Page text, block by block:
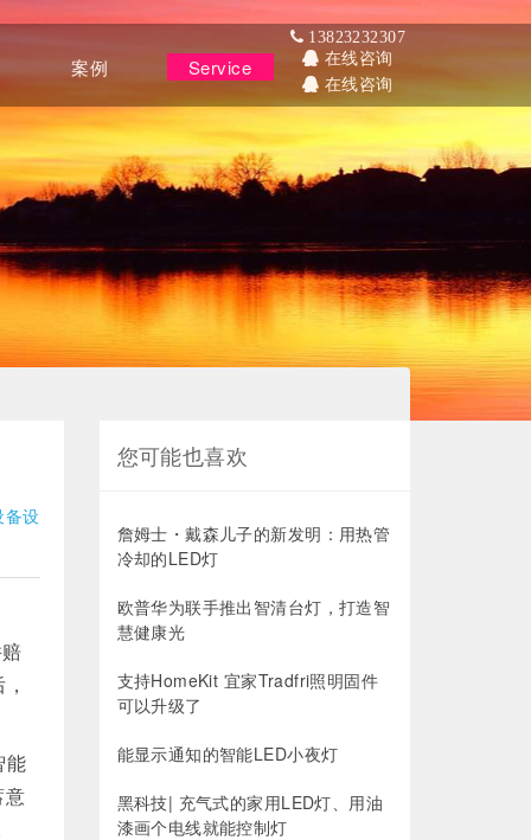
案例 Service
服务
13823232307
在线咨询
在线咨询
备设
能
意
您可能也喜欢
詹姆士・戴森儿子的新发明：用热管
冷却的LED灯
欧普华为联手推出智清台灯，打造智
慧健康光
支持HomeKit 宜家Tradfri照明固件
可以升级了
能显示通知的智能LED小夜灯
黑科技| 充气式的家用LED灯、用油
漆画个电线就能控制灯